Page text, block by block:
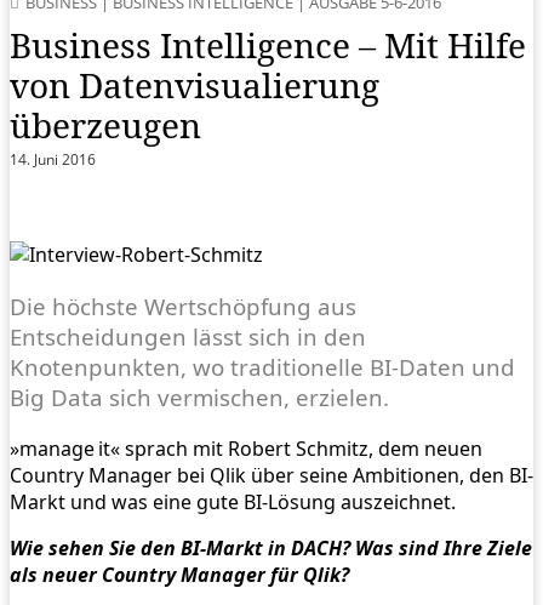
Business Intelligence – Mit Hilfe
von Datenvisualierung
überzeugen
14. Juni 2016
Die höchste Wertschöpfung aus
Entscheidungen lässt sich in den
Knotenpunkten, wo traditionelle BI-Daten und
Big Data sich vermischen, erzielen.
»manage it« sprach mit Robert Schmitz, dem neuen
Country Manager bei Qlik über seine Ambitionen, den BI-
Markt und was eine gute BI-Lösung auszeichnet.
Wie sehen Sie den BI-Markt in DACH? Was sind Ihre Ziele
als neuer Country Manager für Qlik?